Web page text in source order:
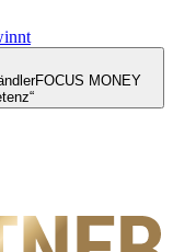
FOCUS MONEY